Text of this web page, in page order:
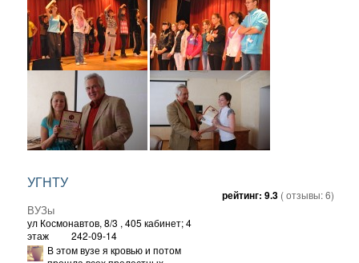
УГНТУ
ВУЗы
ул Космонавтов, 8/3 , 405 кабинет; 4
этаж
242-09-14
рейтинг: 9.3 ( отзывы:6)
В этом вузе я кровью и потом